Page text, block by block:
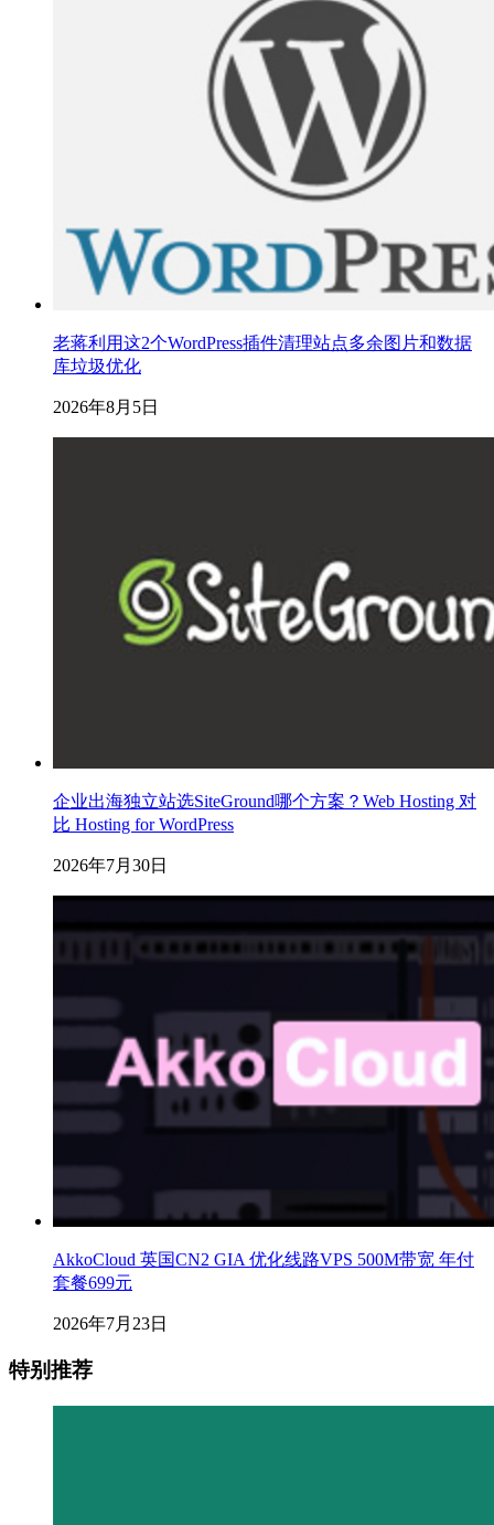
老蒋利用这2个WordPress插件清理站点多余图片和数据
库垃圾优化
2026年8月5日
企业出海独立站选SiteGround哪个方案？Web Hosting 对
比 Hosting for WordPress
2026年7月30日
AkkoCloud 英国CN2 GIA 优化线路VPS 500M带宽 年付
套餐699元
2026年7月23日
特别推荐